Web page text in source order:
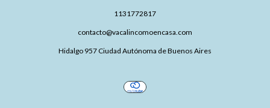
1131772817
contacto@vacalincomoencasa.com
Hidalgo 957 Ciudad Autónoma de Buenos Aires